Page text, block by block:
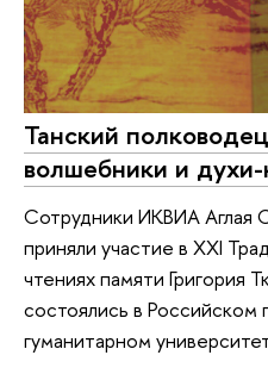
Танский
волшебники и
Сотрудники ИКВИА Аглая
приняли участие в XXI
чтениях памяти Григория
состоялись в Российском
гуманитарном